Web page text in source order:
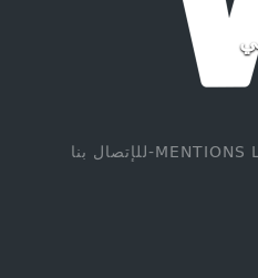
MENTIONS
-للإتصال بنا